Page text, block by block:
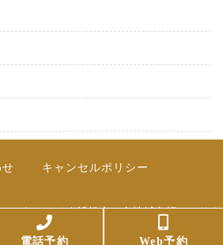
キャンセルポリシー
ンらぽーる｜浜松市の女性鍼灸師のはりき
ゅう
電話予約 Web予約